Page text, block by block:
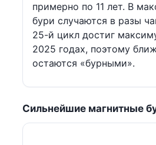
примерно по 11 лет. В
бури случаются в разы
25-й цикл достиг
2025 годах, поэтому
остаются «бурными».
Сильнейшие магнитные